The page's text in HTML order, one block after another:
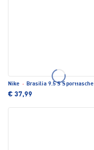
Nike · Brasilia 9.5 S Sporttasche
€ 37,99